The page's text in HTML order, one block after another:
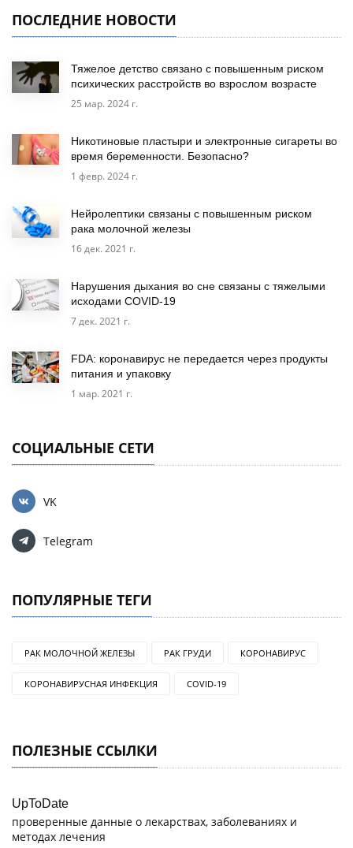
ПОСЛЕДНИЕ НОВОСТИ
Тяжелое детство связано с повышенным риском
психических расстройств во взрослом возрасте
25 мар. 2024 г.
Никотиновые пластыри и электронные сигареты во
время беременности. Безопасно?
1 февр. 2024 г.
Нейролептики связаны с повышенным риском
рака молочной железы
16 дек. 2021 г.
Нарушения дыхания во сне связаны с тяжелыми
исходами COVID-19
7 дек. 2021 г.
FDA: коронавирус не передается через продукты
питания и упаковку
1 мар. 2021 г.
СОЦИАЛЬНЫЕ СЕТИ
VK
Telegram
ПОПУЛЯРНЫЕ ТЕГИ
РАК МОЛОЧНОЙ ЖЕЛЕЗЫ РАК ГРУДИ КОРОНАВИРУС
КОРОНАВИРУСНАЯ ИНФЕКЦИЯ COVID-19
ПОЛЕЗНЫЕ ССЫЛКИ
UpToDate
проверенные данные о лекарствах, заболеваниях и
методах лечения